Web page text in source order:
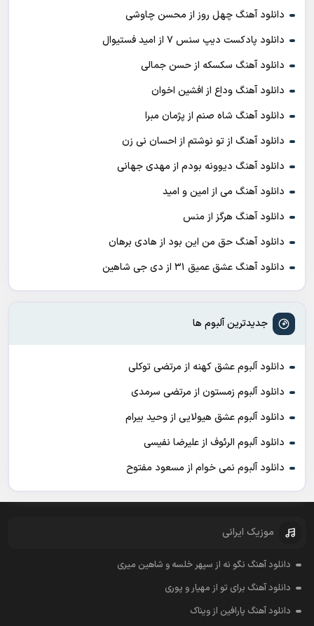
دانلود آهنگ چهل روز از محسن چاوشی
دانلود پادکست ديپ سنس ۷ از اميد فستيوال
دانلود آهنگ سکسکه از حسن جمالی
دانلود آهنگ وداع از افشين اخوان
دانلود آهنگ شاه صنم از پژمان مبرا
دانلود آهنگ از تو نوشتم از احسان نی زن
دانلود آهنگ دیوونه بودم از مهدی جهانی
دانلود آهنگ می از امین و امید
دانلود آهنگ هرگز از منس
دانلود آهنگ حق من این بود از هادی برهان
دانلود آهنگ عشق عمیق ۳۱ از دی جی شاهین
جدیدترین آلبوم ها
دانلود آلبوم عشق کهنه از مرتضی توکلی
دانلود آلبوم زمستون از مرتضی سرمدی
دانلود آلبوم عشق هیولایی از وحید بیرام
دانلود آلبوم الرئوف از علیرضا نفیسی
دانلود آلبوم نمی خوام از مسعود مفتوح
موزیک ایرانی
دانلود آهنگ نگو نه از سپهر خلسه و شاهین میری
دانلود آهنگ برای تو از مهیار و پوری
دانلود آهنگ پارافین از ویناک